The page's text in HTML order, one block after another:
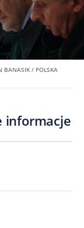
BANASIK / POLSKA
informacje